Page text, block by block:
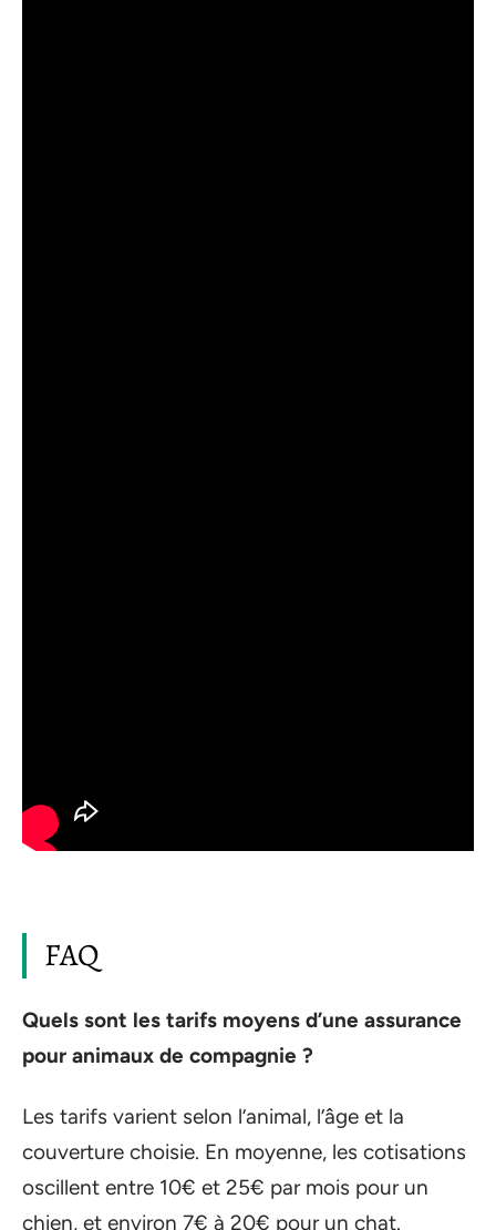
FAQ
Quels sont les tarifs moyens d’une assurance
pour animaux de compagnie ?
Les tarifs varient selon l’animal, l’âge et la
couverture choisie. En moyenne, les cotisations
oscillent entre 10€ et 25€ par mois pour un
chien, et environ 7€ à 20€ pour un chat.